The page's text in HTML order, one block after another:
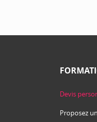
Devis
Proposez